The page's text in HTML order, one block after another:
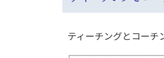
ティーチングとコーチ